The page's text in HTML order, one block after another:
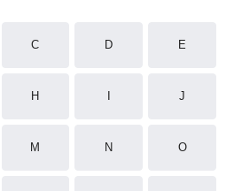
C D E
H J
M N O